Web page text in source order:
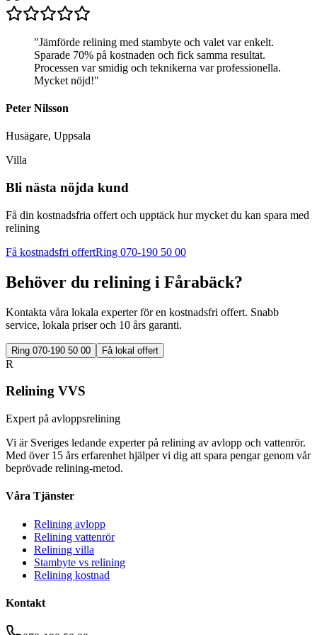
"Jämförde relining med stambyte och valet var enkelt.
Sparade 70% på kostnaden och fick samma resultat.
Processen var smidig och teknikerna var professionella.
Mycket nöjd!"
Peter Nilsson
Husägare, Uppsala
Villa
Bli nästa nöjda kund
Få din kostnadsfria offert och upptäck hur mycket du kan spara med
relining
Få kostnadsfri offertRing 070-190 50 00
Behöver du relining i Fårabäck?
Kontakta våra lokala experter för en kostnadsfri offert. Snabb
service, lokala priser och 10 års garanti.
Ring 070-190 50 00 Få lokal offert
R
Relining VVS
Expert på avloppsrelining
Vi är Sveriges ledande experter på relining av avlopp och vattenrör.
Med över 15 års erfarenhet hjälper vi dig att spara pengar genom vår
beprövade relining-metod.
Våra Tjänster
Relining avlopp
Relining vattenrör
Relining villa
Stambyte vs relining
Relining kostnad
Kontakt